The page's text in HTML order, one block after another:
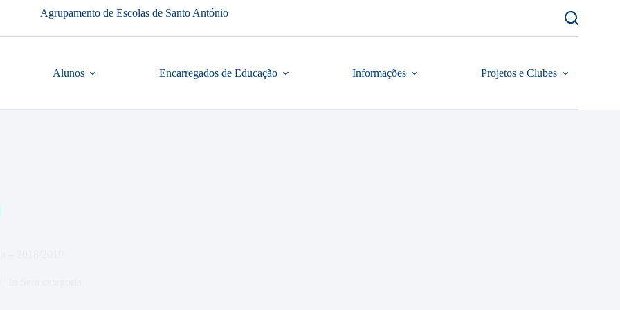
Agrupamento de Escolas de Santo António
Alunos Encarregados de Educação Informações Projetos e Clubes